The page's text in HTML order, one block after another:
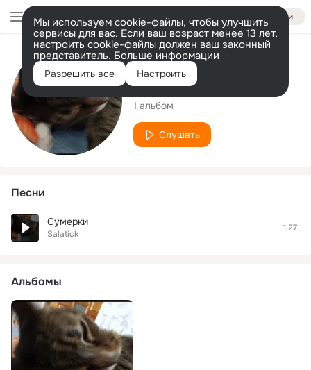
Войти
Мы используем cookie-файлы, чтобы улучшить
сервисы для вас. Если ваш возраст менее 13 лет,
настроить cookie-файлы должен ваш законный
представитель. Больше информации
Разрешить все Настроить
Исполнитель
Salatick
1 альбом
Слушать
Песни
Сумерки
Salatick
1:27
Альбомы